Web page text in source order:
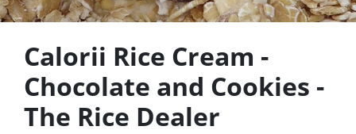
Calorii Rice Cream -
Chocolate and Cookies -
The Rice Dealer